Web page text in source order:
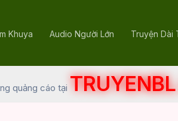
Khuya Audio Người Lớn Truyện Dài
quảng cáo tại